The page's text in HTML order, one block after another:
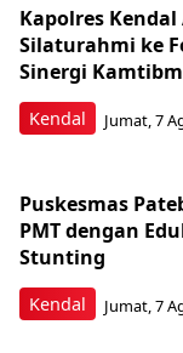
Kendal
Kapolres Kendal
Silaturahmi ke
Sinergi
Jumat, 7
Kendal
Puskesmas
PMT dengan
Stunting
Jumat, 7